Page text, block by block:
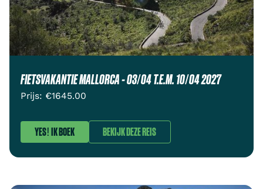
FIETSVAKANTIE MALLORCA - 03/04 T.E.M. 10/04 2027
Prijs: €1645.00
YES! IK BOEK BEKIJK DEZE REIS